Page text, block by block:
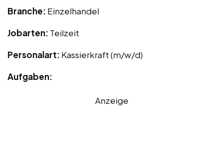
Branche: Einzelhandel
Jobarten: Teilzeit
Personalart: Kassierkraft (m/w/d)
Aufgaben:
Anzeige